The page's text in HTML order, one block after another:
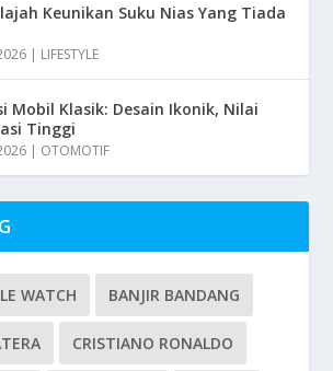
Keunikan Suku Nias Yang Tiada
| LIFESTYLE
Mobil Klasik: Desain Ikonik, Nilai
Tinggi
| OTOMOTIF
WATCH BANJIR BANDANG
CRISTIANO RONALDO